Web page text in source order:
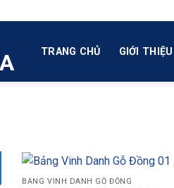
TRANG CHỦ GIỚI THIỆU
BẢNG VINH DANH GỖ ĐỒNG